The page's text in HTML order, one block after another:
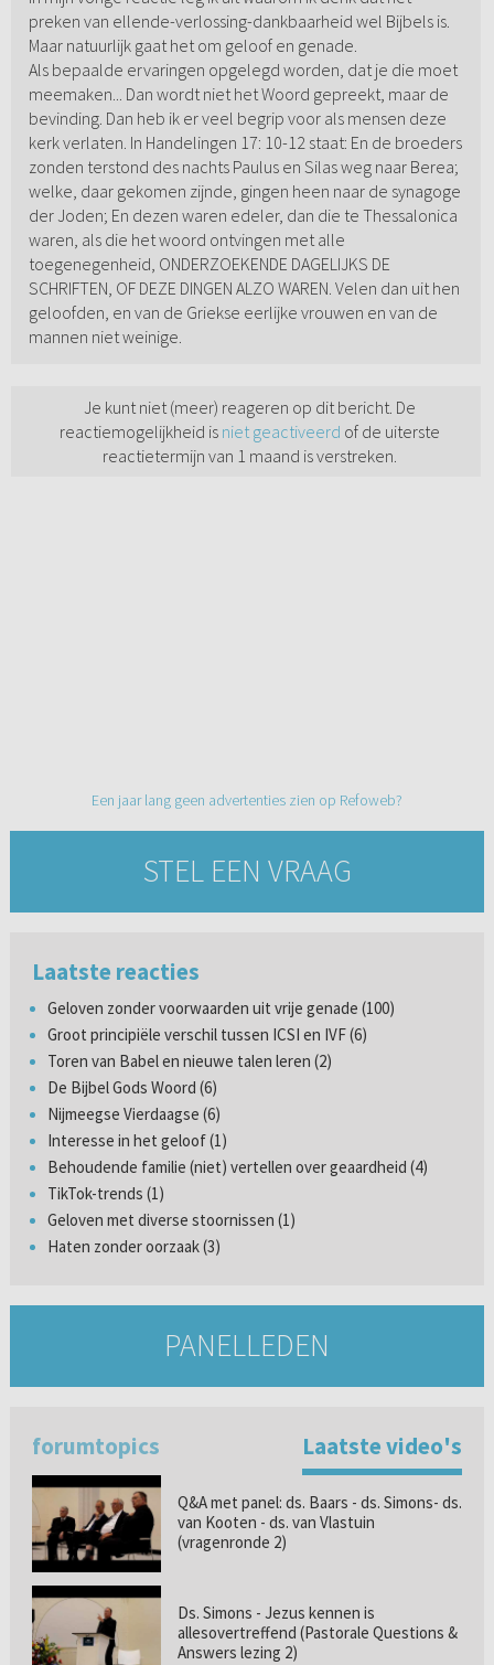
preken van ellende-verlossing-dankbaarheid wel Bijbels is.
Maar natuurlijk gaat het om geloof en genade.
Als bepaalde ervaringen opgelegd worden, dat je die moet
meemaken... Dan wordt niet het Woord gepreekt, maar de
bevinding. Dan heb ik er veel begrip voor als mensen deze
kerk verlaten. In Handelingen 17: 10-12 staat: En de broeders
zonden terstond des nachts Paulus en Silas weg naar Berea;
welke, daar gekomen zijnde, gingen heen naar de synagoge
der Joden; En dezen waren edeler, dan die te Thessalonica
waren, als die het woord ontvingen met alle
toegenegenheid, ONDERZOEKENDE DAGELIJKS DE
SCHRIFTEN, OF DEZE DINGEN ALZO WAREN. Velen dan uit hen
geloofden, en van de Griekse eerlijke vrouwen en van de
mannen niet weinige.
Je kunt niet (meer) reageren op dit bericht. De
reactiemogelijkheid is niet geactiveerd of de uiterste
reactietermijn van 1 maand is verstreken.
Een jaar lang geen advertenties zien op Refoweb?
STEL EEN VRAAG
Laatste reacties
Geloven zonder voorwaarden uit vrije genade (100)
Groot principiële verschil tussen ICSI en IVF (6)
Toren van Babel en nieuwe talen leren (2)
De Bijbel Gods Woord (6)
Nijmeegse Vierdaagse (6)
Interesse in het geloof (1)
Behoudende familie (niet) vertellen over geaardheid (4)
TikTok-trends (1)
Geloven met diverse stoornissen (1)
Haten zonder oorzaak (3)
PANELLEDEN
forumtopics Laatste video's
Q&A met panel: ds. Baars - ds. Simons- ds.
van Kooten - ds. van Vlastuin
(vragenronde 2)
Ds. Simons - Jezus kennen is
allesovertreffend (Pastorale Questions &
Answers lezing 2)